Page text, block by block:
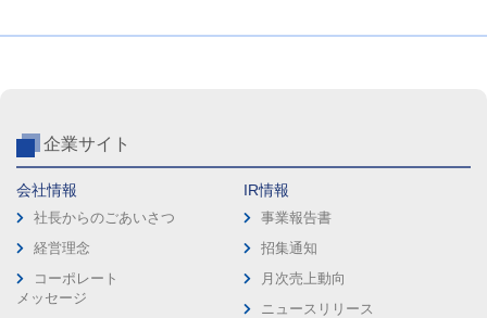
企業サイト
会社情報
社長からのごあいさつ
経営理念
コーポレート
メッセージ
IR情報
事業報告書
招集通知
月次売上動向
ニュースリリース